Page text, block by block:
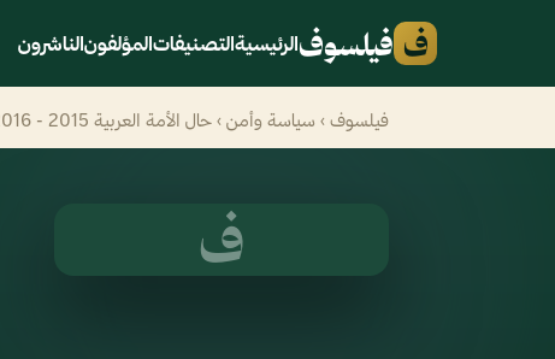
ف فيلسوفالرئيسيةالتصنيفاتالمؤلفونالناشرون
فيلسوف › سياسة وأمن › حال الأمة العربية 2015 - 2016 : العرب وعام جديد من المخاطر
ف